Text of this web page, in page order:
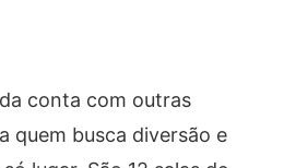
conta com outras
quem busca diversão e